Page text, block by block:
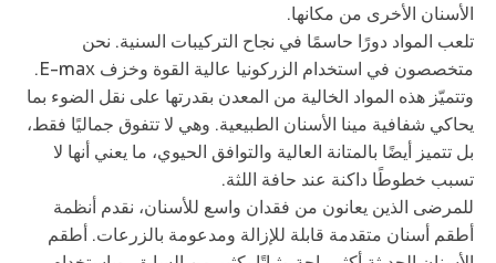
الأسنان الأخرى من مكانها.
تلعب المواد دورًا حاسمًا في نجاح التركيبات السنية. نحن
متخصصون في استخدام الزركونيا عالية القوة وخزف E-max.
وتتميّز هذه المواد الخالية من المعدن بقدرتها على نقل الضوء بما
يحاكي شفافية مينا الأسنان الطبيعية. وهي لا تتفوق جماليًا فقط،
بل تتميز أيضًا بالمتانة العالية والتوافق الحيوي، ما يعني أنها لا
تسبب خطوطًا داكنة عند حافة اللثة.
للمرضى الذين يعانون من فقدان واسع للأسنان، نقدم أنظمة
أطقم أسنان متقدمة قابلة للإزالة ومدعومة بالزرعات. أطقم